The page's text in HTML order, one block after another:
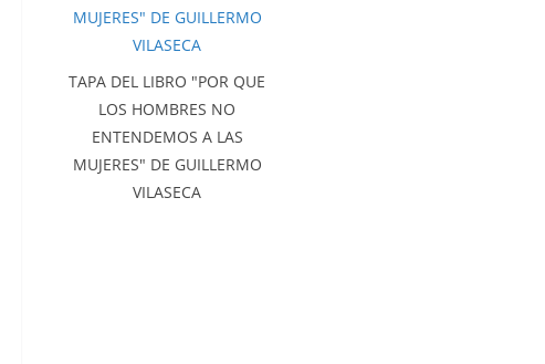
TAPA DEL LIBRO "POR QUE
LOS HOMBRES NO
ENTENDEMOS A LAS
MUJERES" DE GUILLERMO
VILASECA